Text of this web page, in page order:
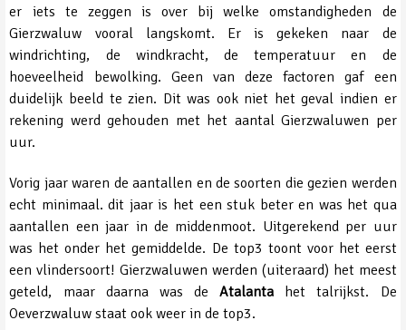
er iets te zeggen is over bij welke omstandigheden de
Gierzwaluw vooral langskomt. Er is gekeken naar de
windrichting, de windkracht, de temperatuur en de
hoeveelheid bewolking. Geen van deze factoren gaf een
duidelijk beeld te zien. Dit was ook niet het geval indien er
rekening werd gehouden met het aantal Gierzwaluwen per
uur.
Vorig jaar waren de aantallen en de soorten die gezien werden
echt minimaal. dit jaar is het een stuk beter en was het qua
aantallen een jaar in de middenmoot. Uitgerekend per uur
was het onder het gemiddelde. De top3 toont voor het eerst
een vlindersoort! Gierzwaluwen werden (uiteraard) het meest
geteld, maar daarna was deAtalanta het talrijkst. De
Oeverzwaluw staat ook weer in de top3.